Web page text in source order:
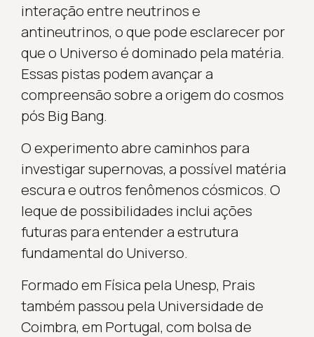
interação entre neutrinos e
antineutrinos, o que pode esclarecer por
que o Universo é dominado pela matéria.
Essas pistas podem avançar a
compreensão sobre a origem do cosmos
pós Big Bang.
O experimento abre caminhos para
investigar supernovas, a possível matéria
escura e outros fenômenos cósmicos. O
leque de possibilidades inclui ações
futuras para entender a estrutura
fundamental do Universo.
Formado em Física pela Unesp, Prais
também passou pela Universidade de
Coimbra, em Portugal, com bolsa de